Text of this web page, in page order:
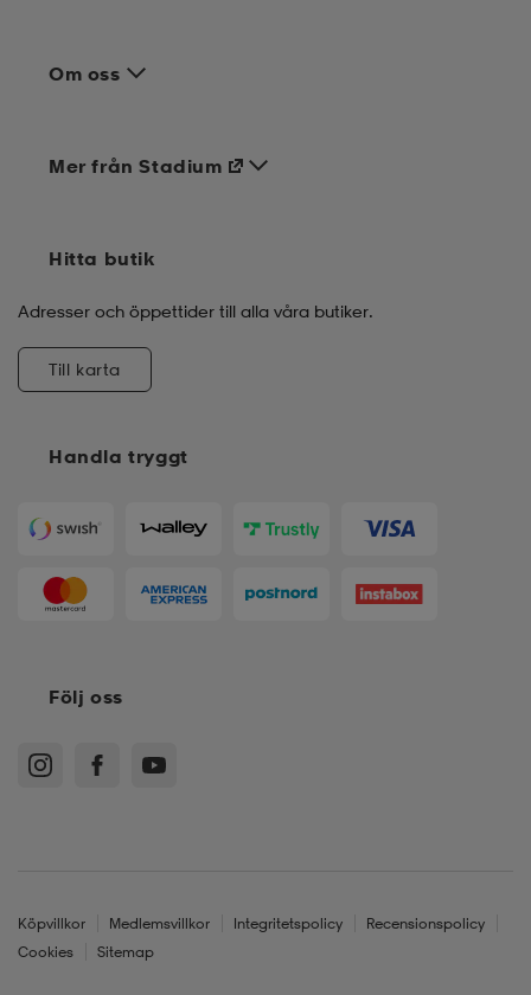
Om oss
Handla tryggt
Mer från Stadium
Hitta butik
Adresser och öppettider till alla våra butiker.
Till karta
Följ oss
Köpvillkor Medlemsvillkor Integritetspolicy
Recensionspolicy
Cookies
Sitemap